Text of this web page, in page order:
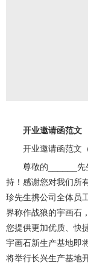
开业邀请函范文
开业邀请函范文（
尊敬的______先
持！感谢您对我们所
珍先生携公司全体员
界称作战狼的宇画石
您提供更加优质、快
宇画石新生产基地即
将举行长兴生产基地